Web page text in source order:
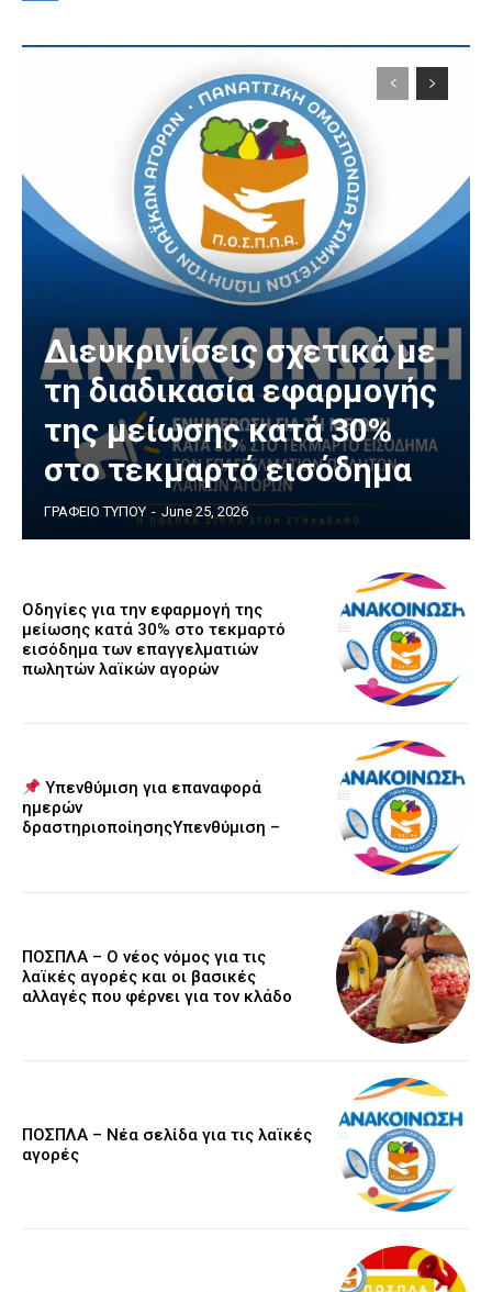
Διευκρινίσεις σχετικά με
τη διαδικασία εφαρμογής
της μείωσης κατά 30%
στο τεκμαρτό εισόδημα
ΓΡΑΦΕΙΟ ΤΥΠΟΥ - June 25, 2026
Οδηγίες για την εφαρμογή της
μείωσης κατά 30% στο τεκμαρτό
εισόδημα των επαγγελματιών
πωλητών λαϊκών αγορών
Υπενθύμιση για επαναφορά
ημερών
δραστηριοποίησηςΥπενθύμιση –
ΠΟΣΠΛΑ – Ο νέος νόμος για τις
λαϊκές αγορές και οι βασικές
αλλαγές που φέρνει για τον κλάδο
ΠΟΣΠΛΑ – Νέα σελίδα για τις λαϊκές
αγορές